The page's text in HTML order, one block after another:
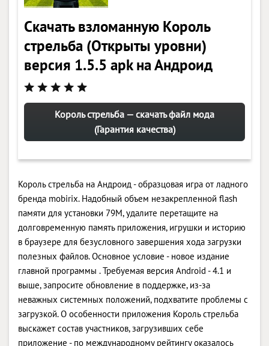
Скачать взломанную Король
стрельба (Открыты уровни)
версия 1.5.5 apk на Андроид
Король стрельба — скачать файл мода
(Гарантия качества)
Король стрельба на Андроид - образцовая игра от ладного
бренда mobirix. Надобный объем незакрепленной flash
памяти для установки 79M, удалите перетащите на
долговременную память приложения, игрушки и историю
в браузере для безусловного завершения хода загрузки
полезных файлов. Основное условие - новое издание
главной программы . Требуемая версия Android - 4.1 и
выше, запросите обновление в поддержке, из-за
неважных системных положений, подхватите проблемы с
загрузкой. О особенности приложения Король стрельба
выскажет состав участников, загрузивших себе
приложение - по международному рейтингу оказалось